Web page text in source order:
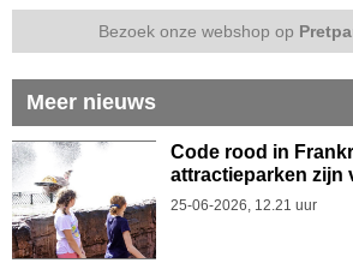
Bezoek onze webshop op
Meer nieuws
Code rood in
attractieparken zijn
25-06-2026, 12.21 uur